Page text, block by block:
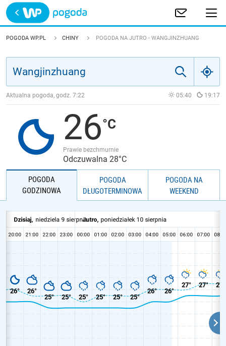
Trwa ładowanie
POLSKA
JAKOŚĆ POWIETRZA
POGODA WP.PL CHINY POGODA NA JUTRO - WANGJINZHUANG
Aktualna pogoda, godz. 7:22 05:40 19:17
26
Prawie bezchmurnie
Odczuwalna 28°C
POGODA
GODZINOWA
POGODA
DŁUGOTERMINOWA
POGODA NA
WEEKEND